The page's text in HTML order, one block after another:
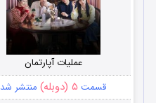
عملیات آپارتمان
قسمت ۵ (دوبله) منتشر شد